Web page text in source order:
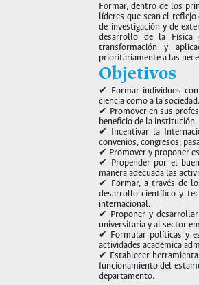
Formar, dentro de los
líderes que sean el reflejo
de investigación y de
desarrollo de la Física
transformación y
prioritariamente a las
Objetivos
✔ Formar individuos
ciencia como a la sociedad.
✔ Promover en sus
beneficio de la institución.
✔ Incentivar la
convenios, congresos,
✔ Promover y proponer
✔ Propender por el
manera adecuada las
✔ Formar, a través de
desarrollo científico y
internacional.
✔ Proponer y
universitaria y al sector
✔ Formular políticas y
actividades académica
✔ Establecer
funcionamiento del
departamento.